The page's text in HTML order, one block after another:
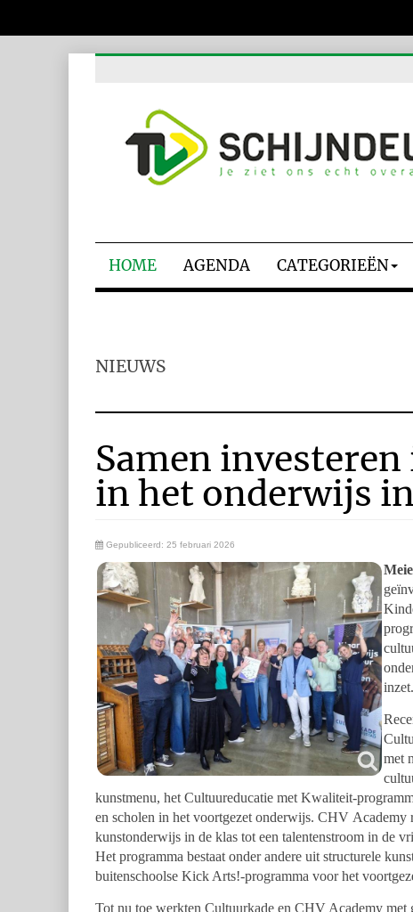
HOME AGENDA CATEGORIEËN
NIEUWS
Samen
in het onderwijs
Gepubliceerd: 25 februari 2026
inzet.
met
kunstmenu, het Cultuureducatie met Kwaliteit-
en scholen in het voortgezet onderwijs. CHV
kunstonderwijs in de klas tot een talentenstroom in de
Het programma bestaat onder andere uit structurele
buitenschoolse Kick Arts!-programma voor het
Tot nu toe werkten Cultuurkade en CHV Academy met